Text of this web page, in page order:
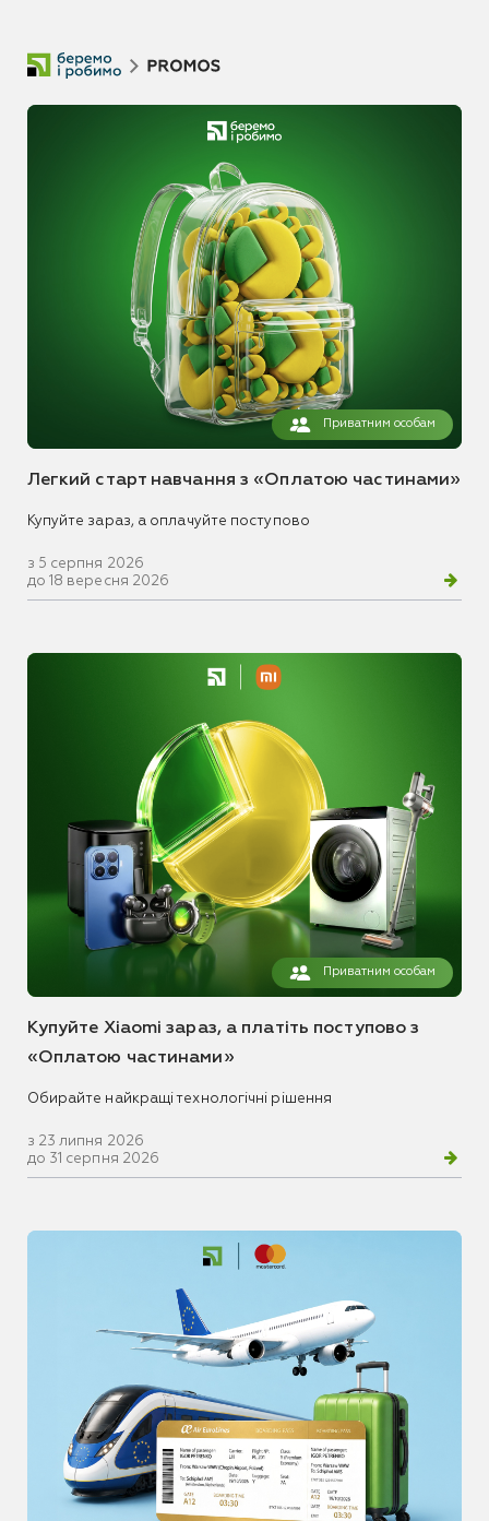
Приватним особам
Легкий старт навчання з «Оплатою частинами»
Купуйте зараз, а оплачуйте поступово
з 5 серпня 2026
до 18 вересня 2026
Приватним особам
Купуйте Xiaomi зараз, а платіть поступово з
«Оплатою частинами»
Обирайте найкращі технологічні рішення
з 23 липня 2026
до 31 серпня 2026